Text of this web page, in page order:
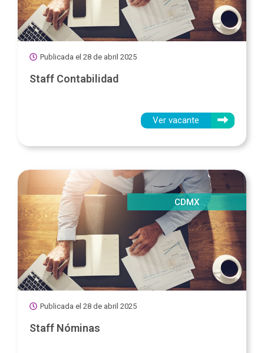
Publicada el 28 de abril 2025
Staff Contabilidad
Ver vacante
CDMX
Publicada el 28 de abril 2025
Staff Nóminas